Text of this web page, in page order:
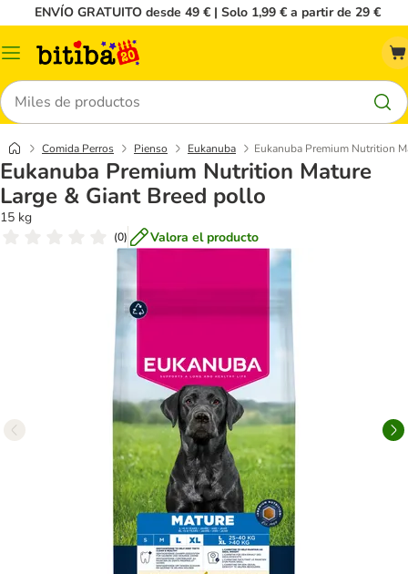
ENVÍO GRATUITO desde 49 € | Solo 1,99 € a partir de 29 €
Menú
Buscar
Comida Perros Pienso Eukanuba Eukanuba Premium Nutrition
Eukanuba Premium Nutrition Mature
Large & Giant Breed pollo
15 kg
(0) Valora el producto